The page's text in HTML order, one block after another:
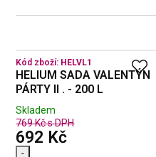
Kód zboží: HELVL1
HELIUM SADA VALENTÝN
PÁRTY II . - 200 L
Skladem
769 Kč s DPH
692 Kčs DPH
-